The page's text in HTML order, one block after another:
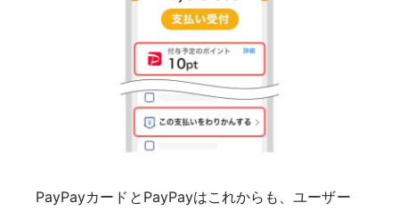
PayPayカードとPayPayはこれからも、ユーザー